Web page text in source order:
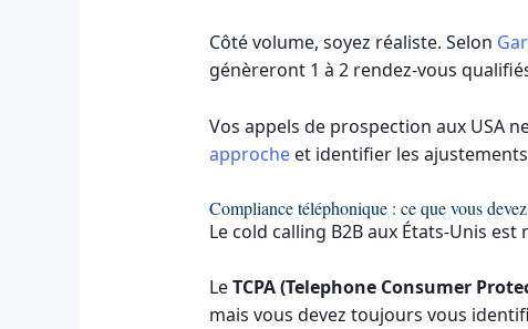
Côté volume, soyez réaliste. Selon
génèreront 1 à 2 rendez-vous
Vos appels de prospection aux USA
approcheet identifier les
Compliance téléphonique : ce que vous
Le cold calling B2B aux États-Unis
LeTCPA (Telephone Consumer
mais vous devez toujours vous